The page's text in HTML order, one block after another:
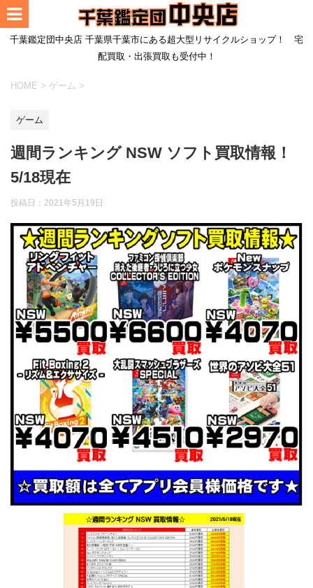
千葉鑑定団中央店 千葉県千葉市にある超大型リサイクルショップ！ 宅
配買取・出張買取も受付中！
HOME > ゲーム >
ゲーム
週間ランキング NSW ソフト買取情報！
5/18現在
投稿日： 2021年5月19日